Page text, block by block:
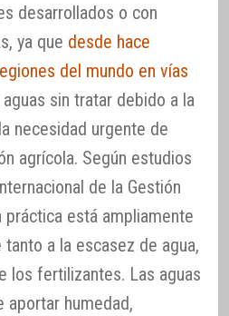
desarrollados o con
ya que desde hace
del mundo en vías
sin tratar debido a la
necesidad urgente de
agrícola. Según estudios
de la Gestión
práctica está ampliamente
a la escasez de agua,
los fertilizantes. Las aguas
aportar humedad,